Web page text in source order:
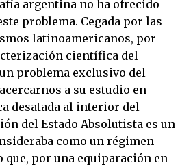
argentina no ha ofrecido
problema. Cegada por las
latinoamericanos, por
científica del
problema exclusivo del
a su estudio en
desatada al interior del
del Estado Absolutista es un
como un régimen
que, por una equiparación en